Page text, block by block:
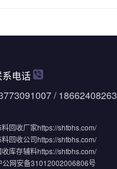
系电话
/ 18662408263
料回收厂家https://shtbhs.com/
料回收公司https://shtbhs.com/
收库存辅料https://shtbhs.com/
公网安备31012002006806号